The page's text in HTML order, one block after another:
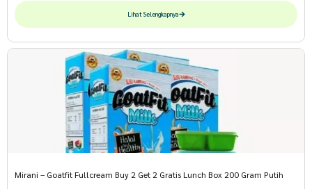
Lihat Selengkapnya
Mirani – Goatfit Fullcream Buy 2 Get 2 Gratis Lunch Box 200 Gram Putih